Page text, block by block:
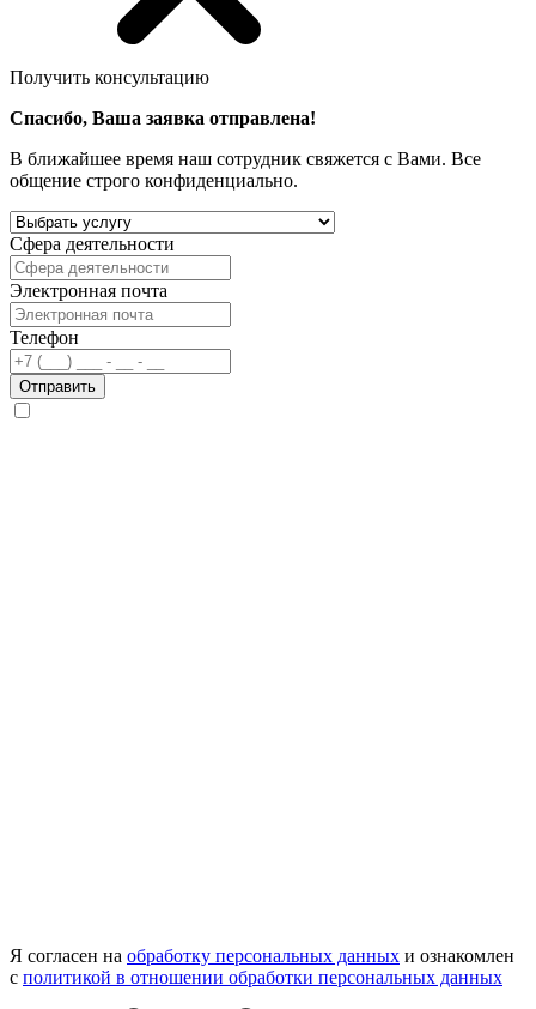
Получить консультацию
Спасибо, Ваша заявка отправлена!
В ближайшее время наш сотрудник свяжется с Вами. Все
общение строго конфиденциально.
Сфера деятельности
Электронная почта
Телефон
Отправить
Я согласен на обработку персональных данных и ознакомлен
с политикой в отношении обработки персональных данных